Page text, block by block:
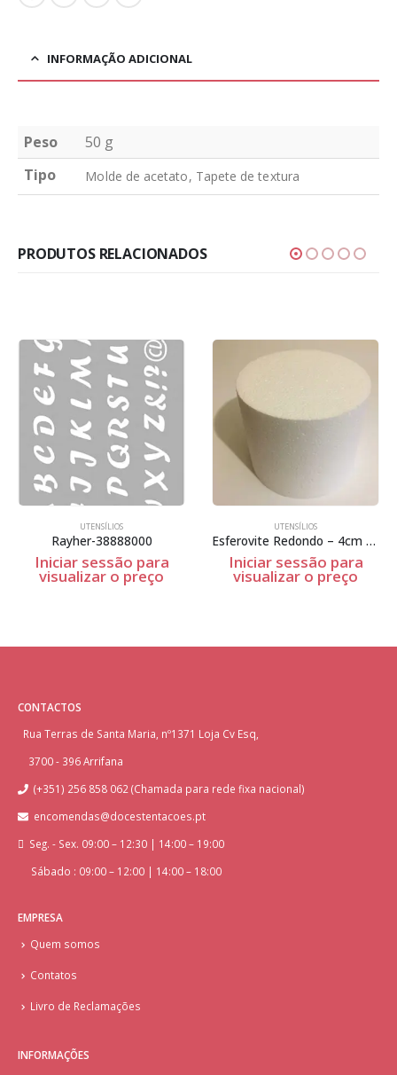
INFORMAÇÃO ADICIONAL
Peso
50 g
Tipo
Molde de acetato, Tapete de textura
PRODUTOS RELACIONADOS
UTENSÍLIOS
Rayher-38888000
Iniciar sessão para
visualizar o preço
UTENSÍLIOS
Esferovite Redondo – 4cm Espessura
Iniciar sessão para
visualizar o preço
CONTACTOS
Rua Terras de Santa Maria, nº1371 Loja Cv Esq,
3700 - 396 Arrifana
(+351) 256 858 062 (Chamada para rede fixa nacional)
encomendas@docestentacoes.pt
Seg. - Sex. 09:00 – 12:30 | 14:00 – 19:00
Sábado : 09:00 – 12:00 | 14:00 – 18:00
EMPRESA
Quem somos
Contatos
Livro de Reclamações
INFORMAÇÕES